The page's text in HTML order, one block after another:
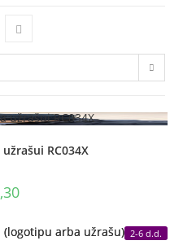
RC034X
2-6 d.d.